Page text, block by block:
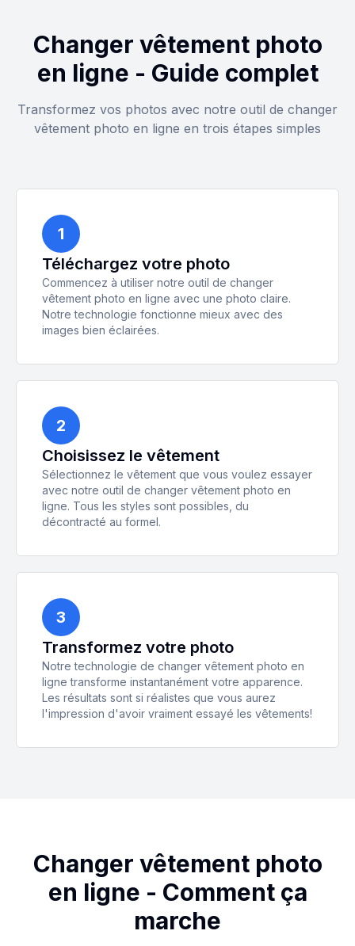
Changer vêtement photo
en ligne - Guide complet
Transformez vos photos avec notre outil de changer
vêtement photo en ligne en trois étapes simples
1
Téléchargez votre photo
Commencez à utiliser notre outil de changer
vêtement photo en ligne avec une photo claire.
Notre technologie fonctionne mieux avec des
images bien éclairées.
2
Choisissez le vêtement
Sélectionnez le vêtement que vous voulez essayer
avec notre outil de changer vêtement photo en
ligne. Tous les styles sont possibles, du
décontracté au formel.
3
Transformez votre photo
Notre technologie de changer vêtement photo en
ligne transforme instantanément votre apparence.
Les résultats sont si réalistes que vous aurez
l'impression d'avoir vraiment essayé les vêtements!
Changer vêtement photo
en ligne - Comment ça
marche